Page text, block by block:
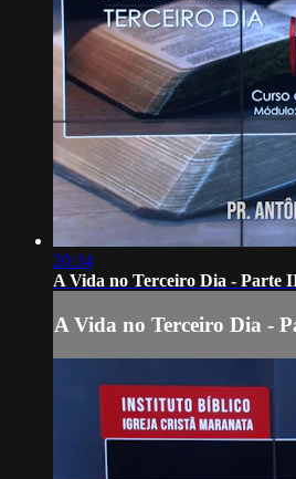
20:34
A Vida no Terceiro Dia - Parte
A Vida no Terceiro Dia -